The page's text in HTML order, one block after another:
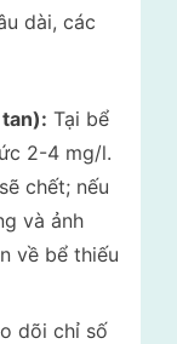
dài, các
Tại bể
2-4 mg/l.
chết; nếu
và ảnh
về bể thiếu
dõi chỉ số